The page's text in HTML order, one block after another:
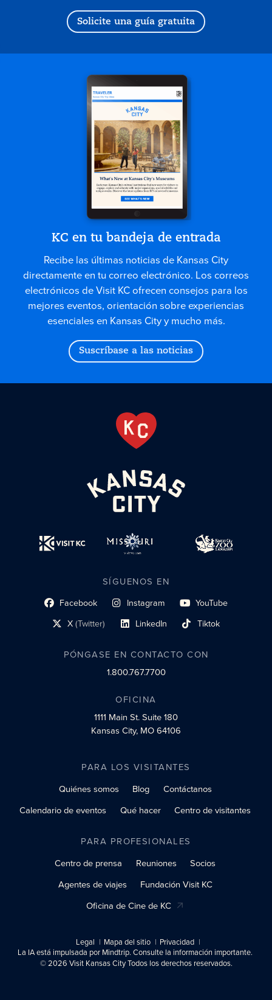
Solicite una guía gratuita
KC en tu bandeja de entrada
Recibe las últimas noticias de Kansas City
directamente en tu correo electrónico. Los correos
electrónicos de Visit KC ofrecen consejos para los
mejores eventos, orientación sobre experiencias
esenciales en Kansas City y mucho más.
Suscríbase a las noticias
SÍGUENOS EN
Facebook
enlace al perfil social Instagram
enlace de perfil social YouTube
enlace de perfil social
X(Twitter)
enlace al perfil social LinkedIn
enlace al perfil social Tiktok
enlace al perfil social
PÓNGASE EN CONTACTO CON
1.800.767.7700
OFICINA
1111 Main St.Suite 180
Kansas City, MO 64106
PARA LOS VISITANTES
Quiénes somos
Blog
Contáctanos
Calendario de eventos
Qué hacer Centro de visitantes
PARA PROFESIONALES
Centro de prensa
Reuniones
Socios
Agentes de viajes
Fundación Visit KC
Oficina de Cine de KC
Legal Mapa del sitio
Privacidad
La IA está impulsada por Mindtrip. Consulte la información importante.
© 2026 Visit Kansas City Todos los derechos reservados.